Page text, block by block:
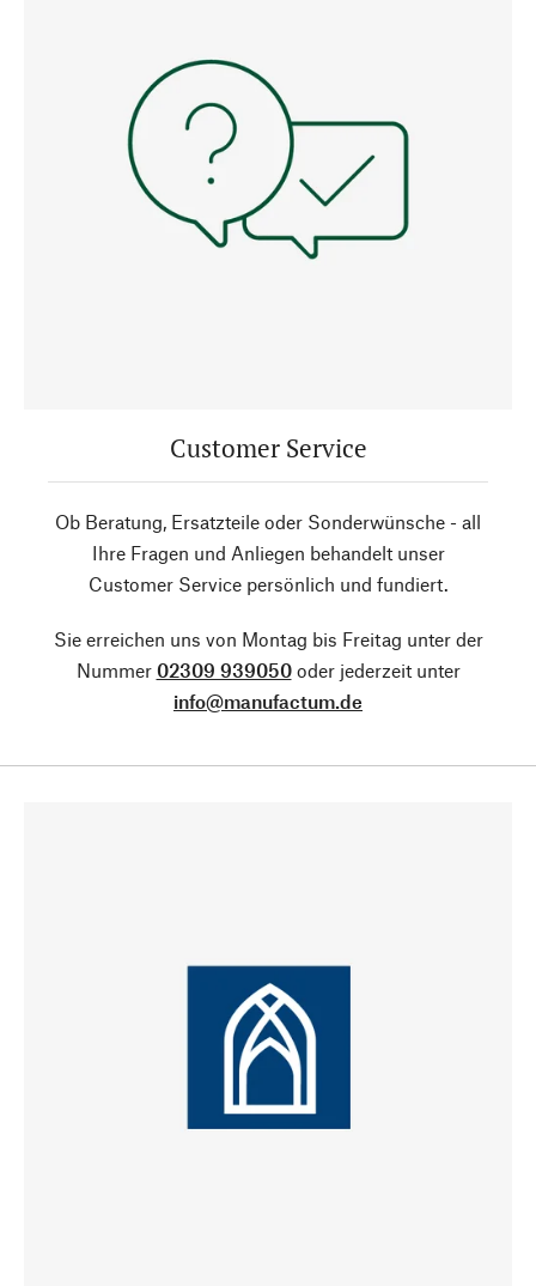
Customer Service
Ob Beratung, Ersatzteile oder Sonderwünsche - all
Ihre Fragen und Anliegen behandelt unser
Customer Service persönlich und fundiert.
Sie erreichen uns von Montag bis Freitag unter der
Nummer 02309 939050oder jederzeit unter
info@manufactum.de